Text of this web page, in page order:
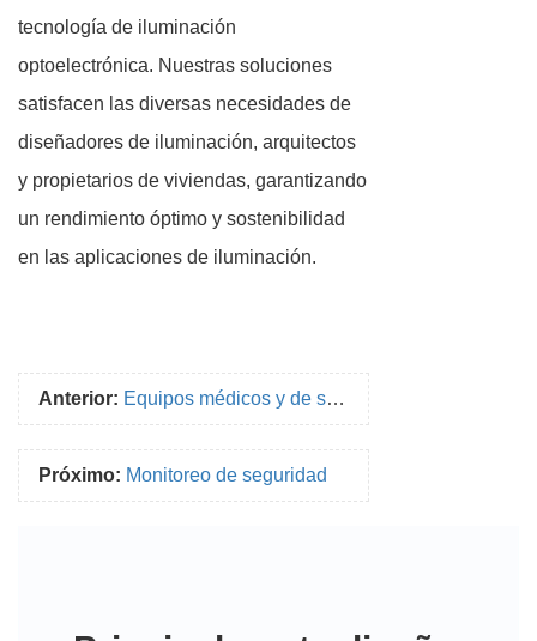
tecnología de iluminación
optoelectrónica. Nuestras soluciones
satisfacen las diversas necesidades de
diseñadores de iluminación, arquitectos
y propietarios de viviendas, garantizando
un rendimiento óptimo y sostenibilidad
en las aplicaciones de iluminación.
Anterior: Equipos médicos y de salud.
Próximo: Monitoreo de seguridad